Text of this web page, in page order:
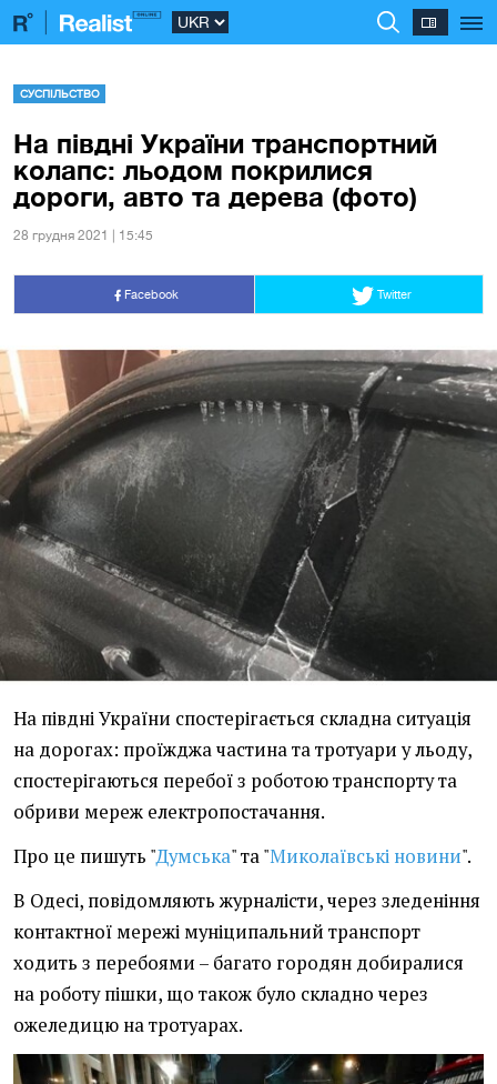
СУСПІЛЬСТВО
На півдні України транспортний
колапс: льодом покрилися
дороги, авто та дерева (фото)
28 грудня 2021 | 15:45
Facebook Twitter
На півдні України спостерігається складна ситуація
на дорогах: проїжджа частина та тротуари у льоду,
спостерігаються перебої з роботою транспорту та
обриви мереж електропостачання.
Про це пишуть "Думська" та "Миколаївські новини".
В Одесі, повідомляють журналісти, через зледеніння
контактної мережі муніципальний транспорт
ходить з перебоями – багато городян добиралися
на роботу пішки, що також було складно через
ожеледицю на тротуарах.